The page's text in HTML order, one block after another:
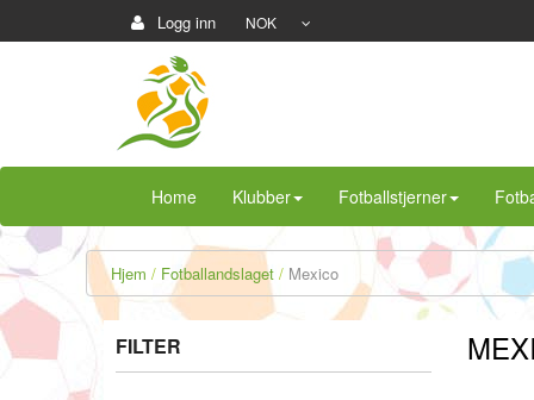
Logg inn NOK
Home Klubber Fotballstjerner
Hjem Fotballandslaget Mexico
FILTER